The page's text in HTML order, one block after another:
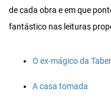
de cada obra e em que
fantástico nas leituras
O ex-mágico da
A casa tomada